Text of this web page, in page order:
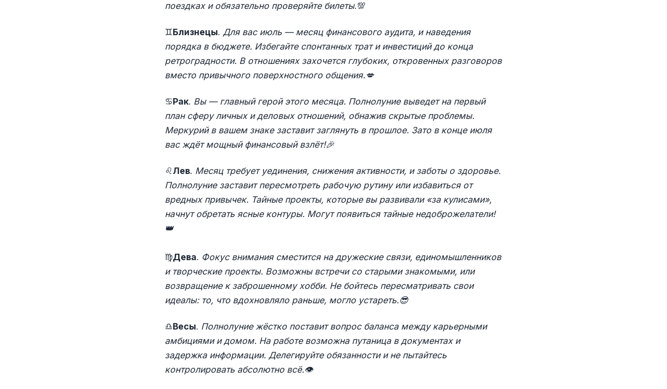
поездках и обязательно проверяйте билеты.💯
♊️Близнецы. Для вас июль — месяц финансового аудита, и наведения
порядка в бюджете. Избегайте спонтанных трат и инвестиций до конца
ретроградности. В отношениях захочется глубоких, откровенных разговоров
вместо привычного поверхностного общения.💋
♋Рак. Вы — главный герой этого месяца. Полнолуние выведет на первый
план сферу личных и деловых отношений, обнажив скрытые проблемы.
Меркурий в вашем знаке заставит заглянуть в прошлое. Зато в конце июля
вас ждёт мощный финансовый взлёт!🎉
♌Лев. Месяц требует уединения, снижения активности, и заботы о здоровье.
Полнолуние заставит пересмотреть рабочую рутину или избавиться от
вредных привычек. Тайные проекты, которые вы развивали «за кулисами»,
начнут обретать ясные контуры. Могут появиться тайные недоброжелатели!
👑
♍Дева. Фокус внимания сместится на дружеские связи, единомышленников
и творческие проекты. Возможны встречи со старыми знакомыми, или
возвращение к заброшенному хобби. Не бойтесь пересматривать свои
идеалы: то, что вдохновляло раньше, могло устареть.😎
♎Весы. Полнолуние жёстко поставит вопрос баланса между карьерными
амбициями и домом. На работе возможна путаница в документах и
задержка информации. Делегируйте обязанности и не пытайтесь
контролировать абсолютно всё.👁️